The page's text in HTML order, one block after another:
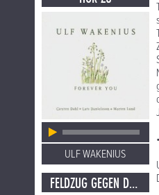
ULF WAKENIUS
FELDZUG GEGEN DEN MELODIEN-MORD